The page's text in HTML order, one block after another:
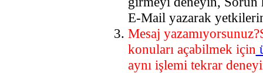
E-Mail yazarak
Mesaj
konuları açabilmek için
aynı işlemi tekrar